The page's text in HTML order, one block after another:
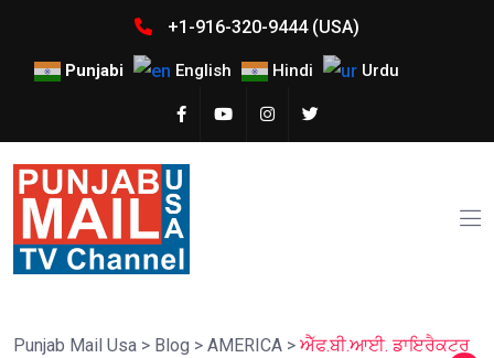
+1-916-320-9444 (USA)
Punjabi English Hindi Urdu
Punjab Mail Usa > Blog > AMERICA > ਐੱਫ.ਬੀ.ਆਈ. ਡਾਇਰੈਕਟਰ